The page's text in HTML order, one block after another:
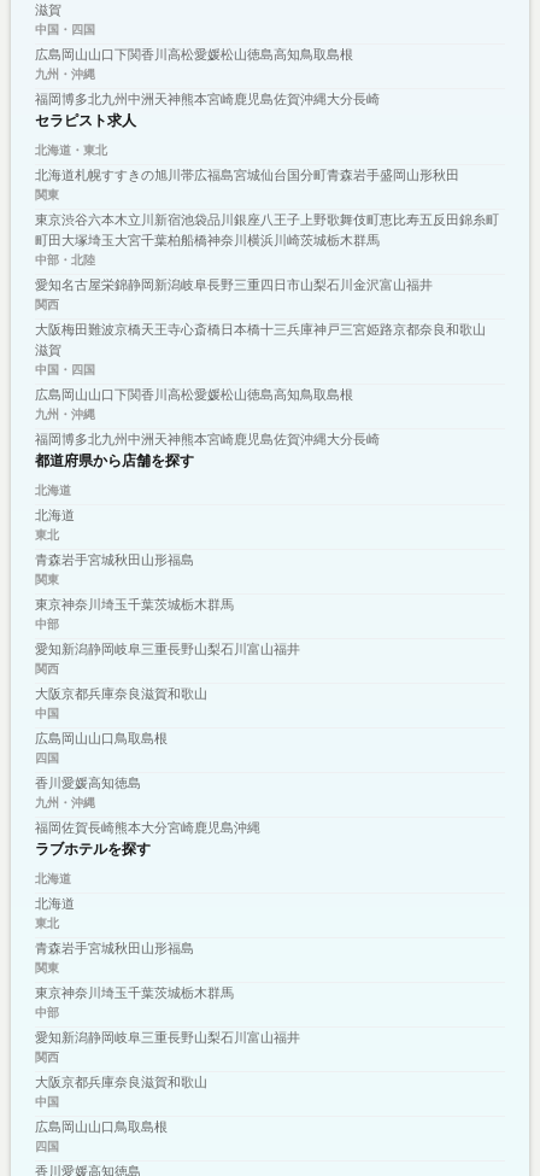
滋賀
中国・四国
広島 岡山山口下関香川 高松愛媛松山徳島高知鳥取島根
九州・沖縄
福岡博多北九州中洲 天神熊本宮崎鹿児島佐賀沖縄大分長崎
セラピスト求人
北海道・東北
北海道札幌すすきの旭川 帯広福島宮城仙台 国分町青森岩手盛岡山形秋田
関東
東京渋谷六本木立川 新宿池袋品川 銀座八王子上野歌舞伎町恵比寿五反田錦糸町
町田大塚埼玉大宮千葉柏船橋神奈川 横浜川崎茨城栃木群馬
中部・北陸
愛知名古屋栄錦静岡新潟岐阜長野三重四日市山梨石川 金沢富山福井
関西
大阪梅田難波京橋天王寺心斎橋日本橋十三兵庫神戸三宮姫路京都奈良和歌山
滋賀
中国・四国
広島 岡山山口下関香川 高松愛媛松山徳島高知鳥取島根
九州・沖縄
福岡博多北九州中洲 天神熊本宮崎鹿児島佐賀沖縄大分長崎
都道府県から店舗を探す
北海道
北海道
東北
青森岩手宮城秋田 山形福島
関東
東京神奈川 埼玉千葉茨城栃木群馬
中部
愛知新潟静岡岐阜三重長野山梨石川 富山福井
関西
大阪京都兵庫奈良滋賀和歌山
中国
広島 岡山山口鳥取島根
四国
香川 愛媛高知徳島
九州・沖縄
福岡佐賀長崎熊本大分宮崎鹿児島沖縄
ラブホテルを探す
北海道
北海道
東北
青森岩手宮城秋田 山形福島
関東
東京神奈川 埼玉千葉茨城栃木群馬
中部
愛知新潟静岡岐阜三重長野山梨石川 富山福井
関西
大阪京都兵庫奈良滋賀和歌山
中国
広島 岡山山口鳥取島根
四国
香川 愛媛高知徳島